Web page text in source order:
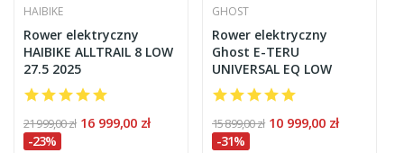
HAIBIKE
Rower elektryczny
HAIBIKE ALLTRAIL 8 LOW
27.5 2025
21 999,00 zł 16 999,00 zł
-23%
GHOST
Rower elektryczny
Ghost E-TERU
UNIVERSAL EQ LOW
15 899,00 zł 10 999,00 zł
-31%